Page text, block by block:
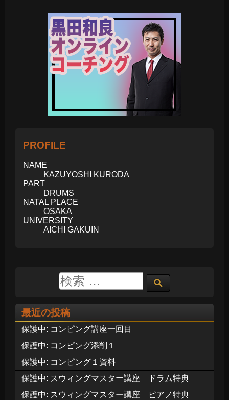
PROFILE
NAME
KAZUYOSHI KURODA
PART
DRUMS
NATAL PLACE
OSAKA
UNIVERSITY
AICHI GAKUIN
最近の投稿
保護中: コンピング講座一回目
保護中: コンピング添削１
保護中: コンピング１資料
保護中: スウィングマスター講座 ドラム特典
保護中: スウィングマスター講座 ピアノ特典